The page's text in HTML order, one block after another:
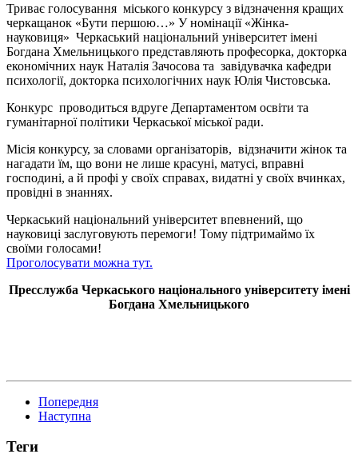
Триває голосування міського конкурсу з відзначення кращих
черкащанок «Бути першою…» У номінації «Жінка-
науковиця» Черкаський національний університет імені
Богдана Хмельницького представляють професорка, докторка
економічних наук Наталія Зачосова та завідувачка кафедри
психології, докторка психологічних наук Юлія Чистовська.
Конкурс проводиться вдруге Департаментом освіти та
гуманітарної політики Черкаської міської ради.
Місія конкурсу, за словами організаторів, відзначити жінок та
нагадати їм, що вони не лише красуні, матусі, вправні
господині, а й профі у своїх справах, видатні у своїх вчинках,
провідні в знаннях.
Черкаський національний університет впевнений, що
науковиці заслуговують перемоги! Тому підтримаймо їх
своїми голосами!
Проголосувати можна тут.
Пресслужба Черкаського національного університету імені
Богдана Хмельницького
Попередня
Наступна
Теги